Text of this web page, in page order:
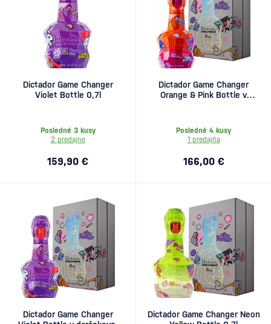
Dictador Game Changer
Violet Bottle 0,7l
Posledné 3 kusy
2 predajne
159,90 €
Dictador Game Changer
Orange & Pink Bottle v
Posledné 4 kusy
1 predajňa
166,00 €
Dictador Game Changer
Dictador Game Changer Neon